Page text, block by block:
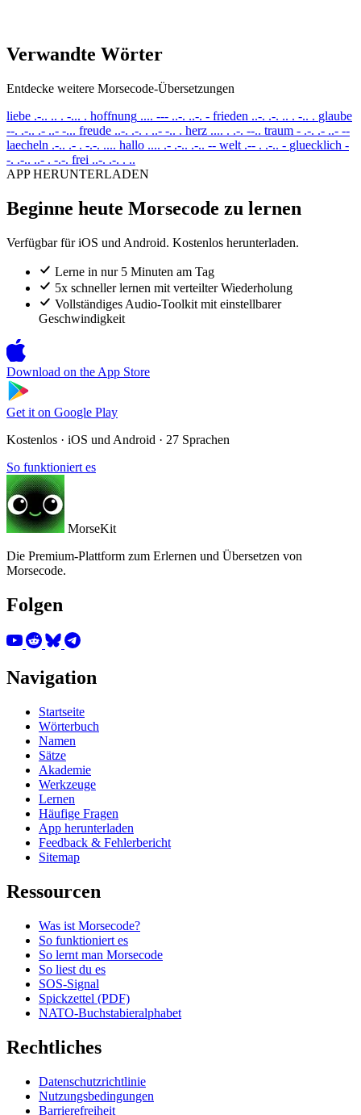
Verwandte Wörter
Entdecke weitere Morsecode-Übersetzungen
liebe .-.. .. . -... . hoffnung .... --- ..-. ..-. - frieden ..-. .-. .. . -.. . glaube
--. .-.. .- ..- -... freude ..-. .-. . ..- -.. . herz .... . .-. --.. traum - .-. .- ..- --
laecheln .-.. .- . -.-. .... hallo .... .- .-.. .-.. -- welt .-- . .-.. - gluecklich -
-. .-.. ..- . -.-. frei ..-. .-. . ..
APP HERUNTERLADEN
Beginne heute Morsecode zu lernen
Verfügbar für iOS und Android. Kostenlos herunterladen.
Lerne in nur 5 Minuten am Tag
5x schneller lernen mit verteilter Wiederholung
Vollständiges Audio-Toolkit mit einstellbarer
Geschwindigkeit
Download on the App Store
Get it on Google Play
Kostenlos · iOS und Android · 27 Sprachen
So funktioniert es
MorseKit
Die Premium-Plattform zum Erlernen und Übersetzen von
Morsecode.
Folgen
Navigation
Startseite
Wörterbuch
Namen
Sätze
Akademie
Werkzeuge
Lernen
Häufige Fragen
App herunterladen
Feedback & Fehlerbericht
Sitemap
Ressourcen
Was ist Morsecode?
So funktioniert es
So lernt man Morsecode
So liest du es
SOS-Signal
Spickzettel (PDF)
NATO-Buchstabieralphabet
Rechtliches
Datenschutzrichtlinie
Nutzungsbedingungen
Barrierefreiheit